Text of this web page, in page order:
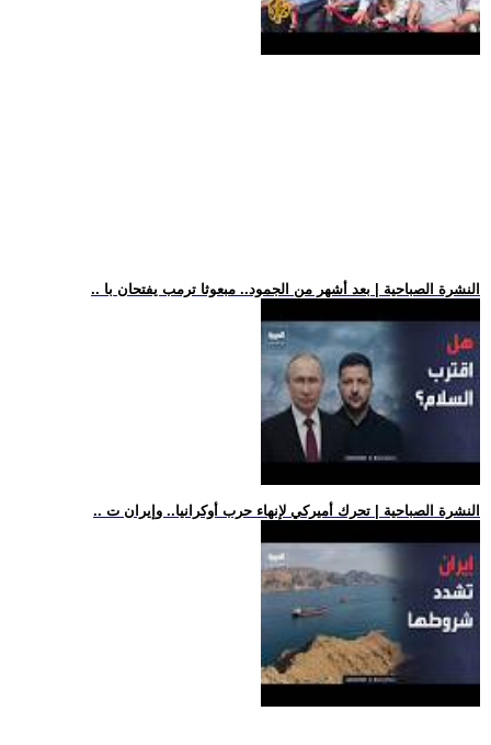
.. النشرة الصباحية | بعد أشهر من الجمود.. مبعوثا ترمب يفتحان با
.. النشرة الصباحية | تحرك أميركي لإنهاء حرب أوكرانيا.. وإيران ت